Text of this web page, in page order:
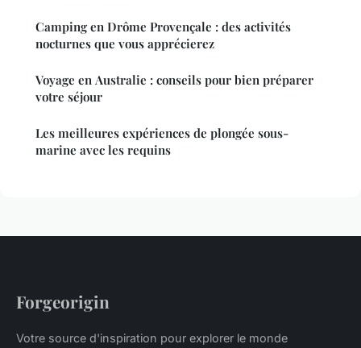
Camping en Drôme Provençale : des activités
nocturnes que vous apprécierez
Voyage en Australie : conseils pour bien préparer
votre séjour
Les meilleures expériences de plongée sous-
marine avec les requins
Forgeorigin
Votre source d'inspiration pour explorer le monde